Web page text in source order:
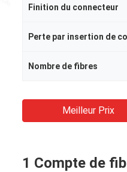
Finition du connecteur
Nombre de fibres
Meilleur Prix
1 Compte de